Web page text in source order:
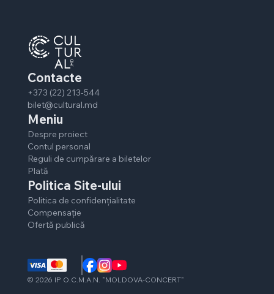
Contacte
+373 (22) 213-544
bilet@cultural.md
Meniu
Despre proiect
Contul personal
Reguli de cumpărare a biletelor
Plată
Politica Site-ului
Politica de confidențialitate
Compensație
Ofertă publică
© 2026 IP O.C.M.A.N. "MOLDOVA-CONCERT"